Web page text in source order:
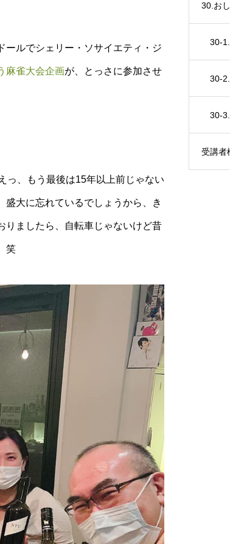
ールでシェリー・ソサイエティ・ジ
麻雀大会企画が、とっさに参加させ
っ、もう最後は15年以上前じゃない
大に忘れているでしょうから、き
りましたら、自転車じゃないけど昔
笑
30.お
30-
30-
30-
受講者